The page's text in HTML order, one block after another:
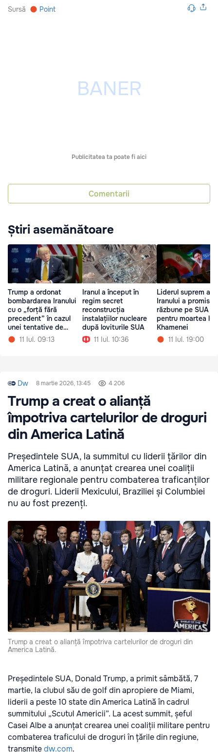
Sursă Point
Publicitatea ta poate fi aici
Comentarii
Știri asemănătoare
Trump a ordonat
bombardarea Iranului
cu o „forță fără
precedent” în cazul
unei tentative de
asasinat asupra sa
11 Iul. 09:13
Iranul a început în
regim secret
reconstrucția
instalațiilor nucleare
după loviturile SUA
11 Iul. 10:36
Liderul suprem al
Iranului a promis
răzbune pe SUA
pentru moartea lui
Khamenei
11 Iul. 19:00
Dw 8 martie 2026, 13:45 4 206
Trump a creat o alianță
împotriva cartelurilor de droguri
din America Latină
Președintele SUA, la summitul cu liderii țărilor din
America Latină, a anunțat crearea unei coaliții
militare regionale pentru combaterea traficanților
de droguri. Liderii Mexicului, Braziliei și Columbiei
nu au fost prezenți.
Trump a creat o alianță împotriva cartelurilor de droguri din
America Latină.
Președintele SUA, Donald Trump, a primit sâmbătă, 7
martie, la clubul său de golf din apropiere de Miami,
liderii a peste 10 state din America Latină în cadrul
summitului „Scutul Americii”. La acest summit, șeful
Casei Albe a anunțat crearea unei coaliții militare pentru
combaterea traficului de droguri în țările din regiune,
transmitedw.com.